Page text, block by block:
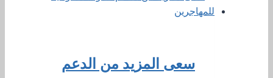
سعى المزيد من الدعم